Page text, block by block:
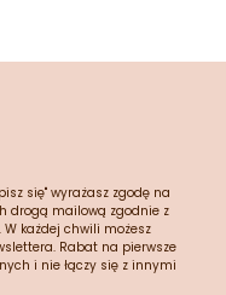
się" wyrażasz zgodę na
drogą mailową zgodnie z
. W każdej chwili możesz
Rabat na pierwsze
i nie łączy się z innymi